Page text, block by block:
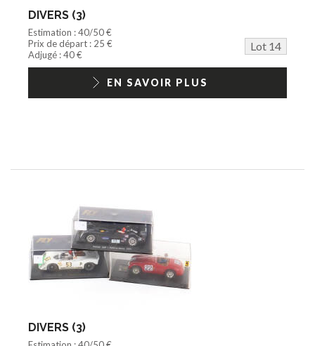
DIVERS (3)
Estimation : 40/50 €
Prix de départ : 25 €
Lot 14
Adjugé : 40 €
EN SAVOIR PLUS
DIVERS (3)